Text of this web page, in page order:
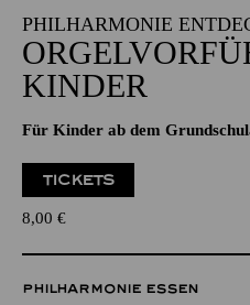
PHILHARMONIE
KINDER
Für Kinder ab dem
TICKETS
8,00 €
PHILHARMONIE ESSEN